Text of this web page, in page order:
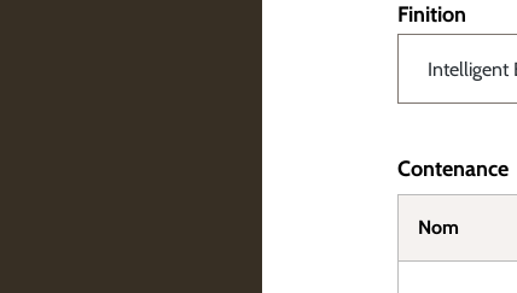
Finition
Contenance
Nom